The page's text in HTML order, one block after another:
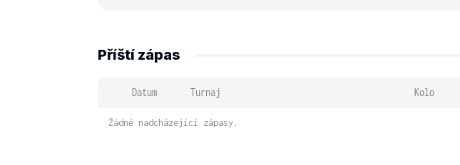
Příští zápas
Datum Turnaj Kolo
Žádné nadcházející zápasy.